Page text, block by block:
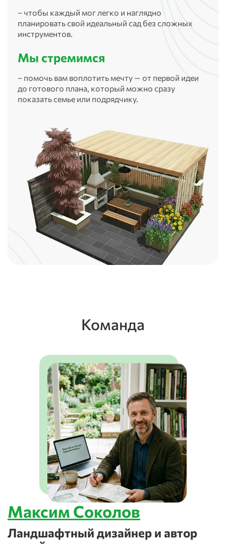
– чтобы каждый мог легко и наглядно
планировать свой идеальный сад без сложных
инструментов.
Мы стремимся
– помочь вам воплотить мечту — от первой идеи
до готового плана, который можно сразу
показать семье или подрядчику.
Команда
Максим Соколов
Ландшафтный дизайнер и автор